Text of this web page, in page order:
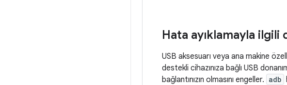
Hata ayıklamayla
USB aksesuarı veya ana makine
destekli cihazınıza bağlı USB
bağlantınızın olmasını engeller. adb